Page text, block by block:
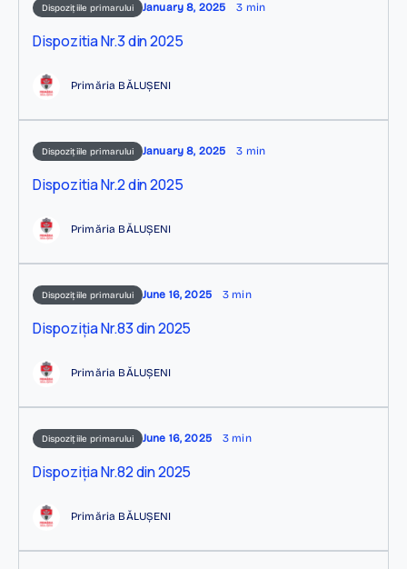
Dispozițiile primarului January 8, 2025 3 min
Dispozitia Nr.3 din 2025
Primăria BĂLUȘENI
Dispozițiile primarului January 8, 2025 3 min
Dispozitia Nr.2 din 2025
Primăria BĂLUȘENI
Dispozițiile primarului June 16, 2025 3 min
Dispoziția Nr.83 din 2025
Primăria BĂLUȘENI
Dispozițiile primarului June 16, 2025 3 min
Dispoziția Nr.82 din 2025
Primăria BĂLUȘENI